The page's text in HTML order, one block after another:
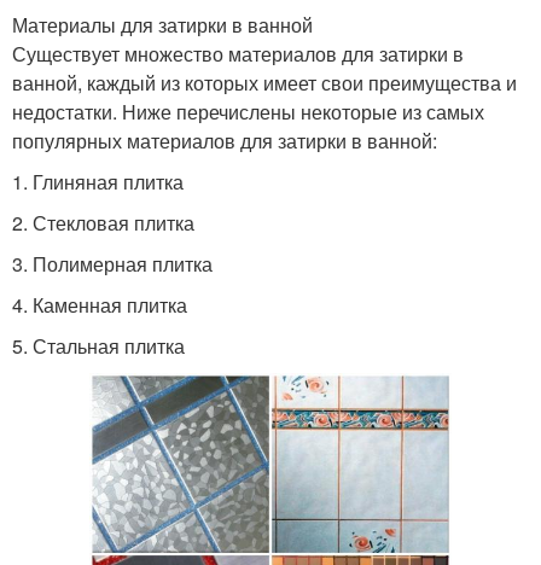
Материалы для затирки в ванной
Существует множество материалов для затирки в
ванной, каждый из которых имеет свои преимущества и
недостатки. Ниже перечислены некоторые из самых
популярных материалов для затирки в ванной:
1. Глиняная плитка
2. Стекловая плитка
3. Полимерная плитка
4. Каменная плитка
5. Стальная плитка